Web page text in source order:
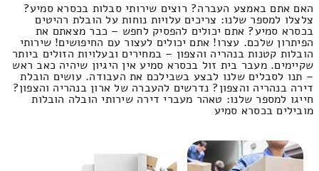
האם אתם באמצע העברה? רוצים שירותי סבלות בכסרא סמיע?
צלצלו למספר שלנו: צריכים עלויות נוחות על הובלת רהיטים
בכסרא סמיע? אתם יכולים להפסיק לחפש – כבר מצאתם את
הפיתרון שלכם. עצרו! אתם יכולים לעצור עם החיפושים! שירותי
הובלות קטנות בנהריה והצפון – במחירים ובעלויות הזולים ביותר
שקיימים. מעבר בית זול בכסרא סמיע אין היגיון שיהיה כאב ראש
– תנו לסבלים שלנו לבצע בשבילכם את העבודה. עושים הובלת
דירה בנהריה והצפון? נדרשים להעברה של ארון בנהריה והצפון?
חייגו למספר שלנו: טאהר מעברי דירה שירותי הובלה הובלות
מובילים בכסרא סמיע